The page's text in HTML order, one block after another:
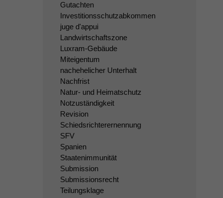
Gutachten
Investitionsschutzabkommen
juge d'appui
Landwirtschaftszone
Luxram-Gebäude
Miteigentum
nachehelicher Unterhalt
Nachfrist
Natur- und Heimatschutz
Notzuständigkeit
Revision
Schiedsrichterernennung
SFV
Spanien
Staatenimmunität
Submission
Submissionsrecht
Teilungsklage